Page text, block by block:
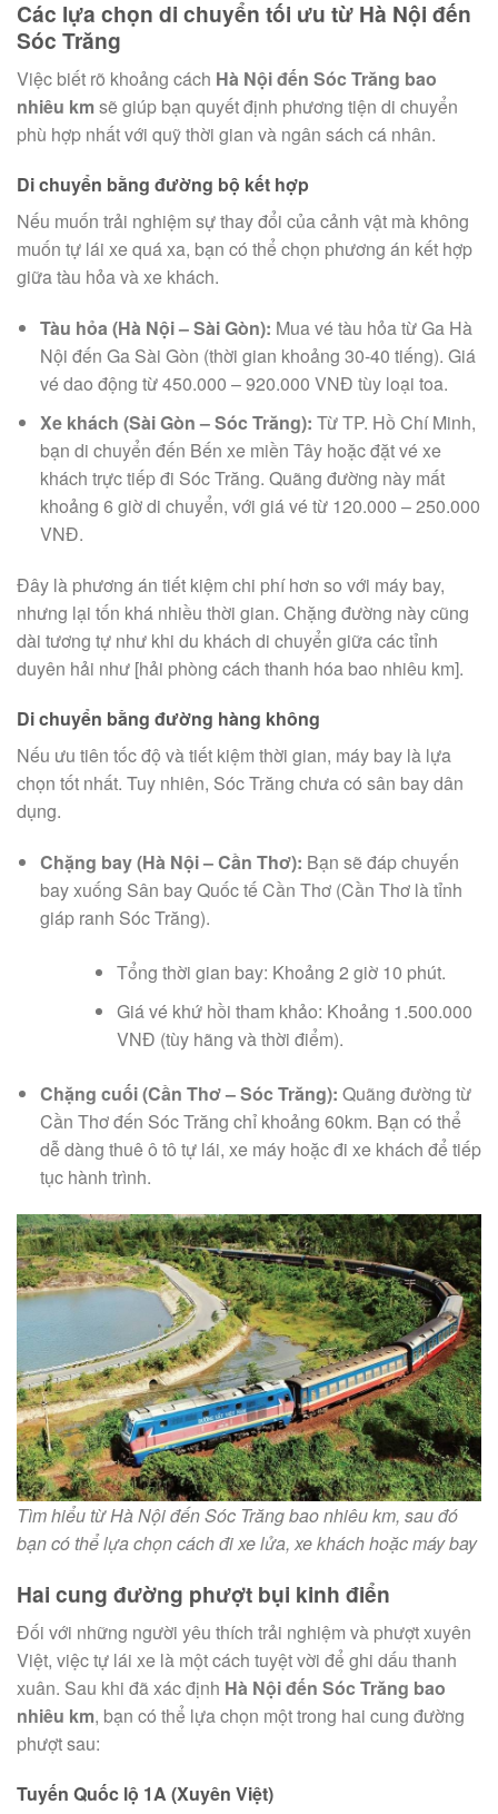
Các lựa chọn di chuyển tối ưu từ Hà Nội đến
Sóc Trăng
Việc biết rõ khoảng cách Hà Nội đến Sóc Trăng bao
nhiêu kmsẽ giúp bạn quyết định phương tiện di chuyển
phù hợp nhất với quỹ thời gian và ngân sách cá nhân.
Di chuyển bằng đường bộ kết hợp
Nếu muốn trải nghiệm sự thay đổi của cảnh vật mà không
muốn tự lái xe quá xa, bạn có thể chọn phương án kết hợp
giữa tàu hỏa và xe khách.
Tàu hỏa (Hà Nội – Sài Gòn): Mua vé tàu hỏa từ Ga Hà
Nội đến Ga Sài Gòn (thời gian khoảng 30-40 tiếng). Giá
vé dao động từ 450.000 – 920.000 VNĐ tùy loại toa.
Xe khách (Sài Gòn – Sóc Trăng): Từ TP. Hồ Chí Minh,
bạn di chuyển đến Bến xe miền Tây hoặc đặt vé xe
khách trực tiếp đi Sóc Trăng. Quãng đường này mất
khoảng 6 giờ di chuyển, với giá vé từ 120.000 – 250.000
VNĐ.
Đây là phương án tiết kiệm chi phí hơn so với máy bay,
nhưng lại tốn khá nhiều thời gian. Chặng đường này cũng
dài tương tự như khi du khách di chuyển giữa các tỉnh
duyên hải như [hải phòng cách thanh hóa bao nhiêu km].
Di chuyển bằng đường hàng không
Nếu ưu tiên tốc độ và tiết kiệm thời gian, máy bay là lựa
chọn tốt nhất. Tuy nhiên, Sóc Trăng chưa có sân bay dân
dụng.
Chặng bay (Hà Nội – Cần Thơ): Bạn sẽ đáp chuyến
bay xuống Sân bay Quốc tế Cần Thơ (Cần Thơ là tỉnh
giáp ranh Sóc Trăng).
Tổng thời gian bay: Khoảng 2 giờ 10 phút.
Giá vé khứ hồi tham khảo: Khoảng 1.500.000
VNĐ (tùy hãng và thời điểm).
Chặng cuối (Cần Thơ – Sóc Trăng): Quãng đường từ
Cần Thơ đến Sóc Trăng chỉ khoảng 60km. Bạn có thể
dễ dàng thuê ô tô tự lái, xe máy hoặc đi xe khách để tiếp
tục hành trình.
Tìm hiểu từ Hà Nội đến Sóc Trăng bao nhiêu km, sau đó
bạn có thể lựa chọn cách đi xe lửa, xe khách hoặc máy bay
Hai cung đường phượt bụi kinh điển
Đối với những người yêu thích trải nghiệm và phượt xuyên
Việt, việc tự lái xe là một cách tuyệt vời để ghi dấu thanh
xuân. Sau khi đã xác định Hà Nội đến Sóc Trăng bao
nhiêu km, bạn có thể lựa chọn một trong hai cung đường
phượt sau:
Tuyến Quốc lộ 1A (Xuyên Việt)